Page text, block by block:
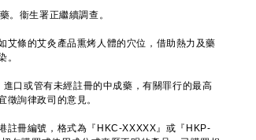
衞生署正繼續調查。
條的艾灸產品熏烤人體的穴位，借助熱力及藥
。
或管有未經註冊的中成藥，有關罪行的最高
詢律政司的意見。
冊編號，格式為『HKC-XXXXX』或『HKP-